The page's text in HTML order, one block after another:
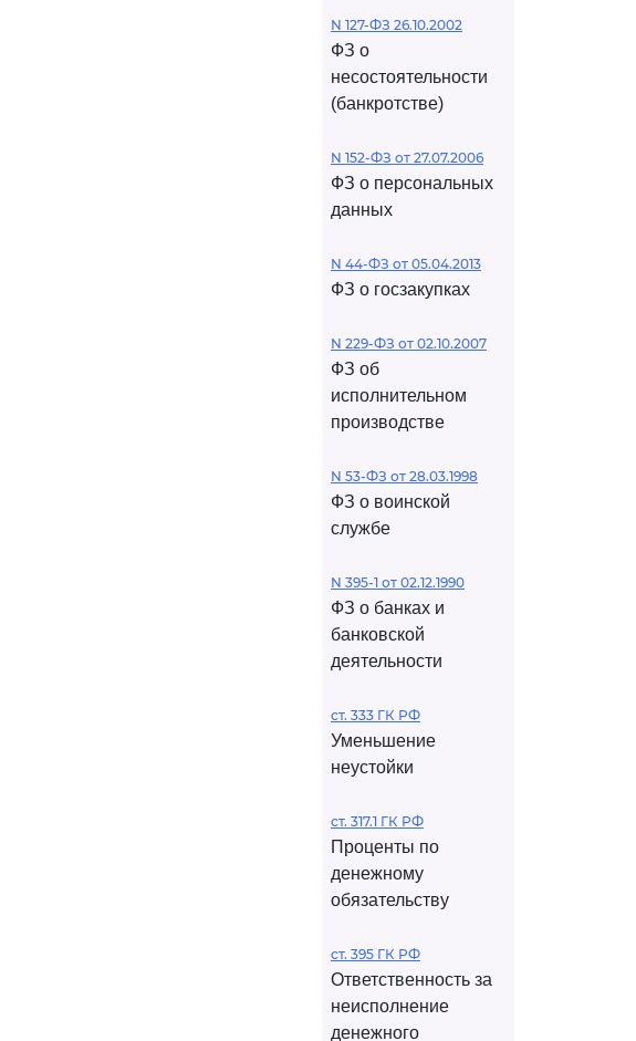
N 127-ФЗ 26.10.2002
ФЗ о
несостоятельности
(банкротстве)
N 152-ФЗ от 27.07.2006
ФЗ о персональных
данных
N 44-ФЗ от 05.04.2013
ФЗ о госзакупках
N 229-ФЗ от 02.10.2007
ФЗ об
исполнительном
производстве
N 53-ФЗ от 28.03.1998
ФЗ о воинской
службе
N 395-1 от 02.12.1990
ФЗ о банках и
банковской
деятельности
ст. 333 ГК РФ
Уменьшение
неустойки
ст. 317.1 ГК РФ
Проценты по
денежному
обязательству
ст. 395 ГК РФ
Ответственность за
неисполнение
денежного